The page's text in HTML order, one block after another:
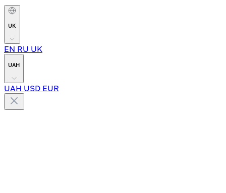
UK
EN RU UK
UAH
UAH USD EUR